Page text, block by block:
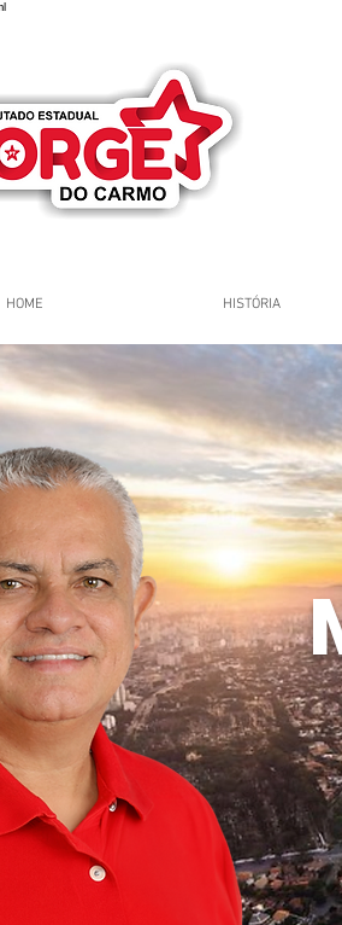
HOME HISTÓRIA
Inicial Grupo Dr.
Dr. Jorge do Carmo
· 16 membros
Mídia